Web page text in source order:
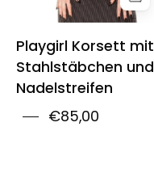
Playgirl Korsett mit
Stahlstäbchen und
Nadelstreifen
€85,00